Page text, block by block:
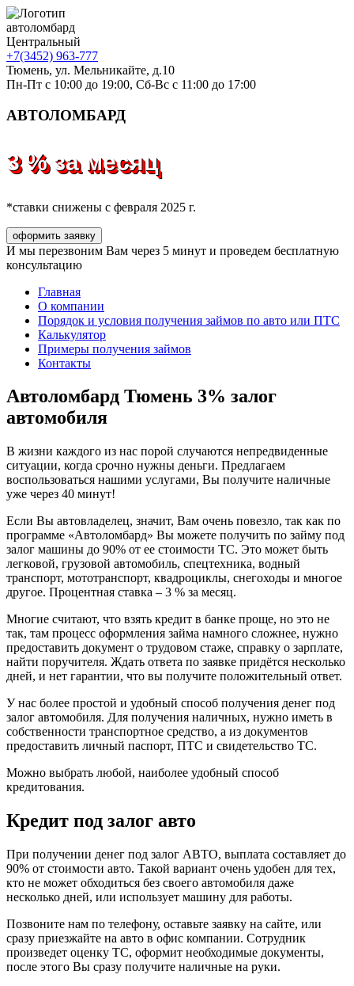
автоломбард
Центральный
+7(3452) 963-777
Тюмень, ул. Мельникайте, д.10
Пн-Пт с 10:00 до 19:00, Сб-Вс с 11:00 до 17:00
АВТОЛОМБАРД
3 % за месяц
*ставки снижены с февраля 2025 г.
оформить заявку
И мы перезвоним Вам через 5 минут и проведем бесплатную
консультацию
Главная
О компании
Порядок и условия получения займов по авто или ПТС
Калькулятор
Примеры получения займов
Контакты
Автоломбард Тюмень 3% залог
автомобиля
В жизни каждого из нас порой случаются непредвиденные
ситуации, когда срочно нужны деньги. Предлагаем
воспользоваться нашими услугами, Вы получите наличные
уже через 40 минут!
Если Вы автовладелец, значит, Вам очень повезло, так как по
программе «Автоломбард» Вы можете получить по займу под
залог машины до 90% от ее стоимости ТС. Это может быть
легковой, грузовой автомобиль, спецтехника, водный
транспорт, мототранспорт, квадроциклы, снегоходы и многое
другое. Процентная ставка – 3 % за месяц.
Многие считают, что взять кредит в банке проще, но это не
так, там процесс оформления займа намного сложнее, нужно
предоставить документ о трудовом стаже, справку о зарплате,
найти поручителя. Ждать ответа по заявке придётся несколько
дней, и нет гарантии, что вы получите положительный ответ.
У нас более простой и удобный способ получения денег под
залог автомобиля. Для получения наличных, нужно иметь в
собственности транспортное средство, а из документов
предоставить личный паспорт, ПТС и свидетельство ТС.
Можно выбрать любой, наиболее удобный способ
кредитования.
Кредит под залог авто
При получении денег под залог АВТО, выплата составляет до
90% от стоимости авто. Такой вариант очень удобен для тех,
кто не может обходиться без своего автомобиля даже
несколько дней, или использует машину для работы.
Позвоните нам по телефону, оставьте заявку на сайте, или
сразу приезжайте на авто в офис компании. Сотрудник
произведет оценку ТС, оформит необходимые документы,
после этого Вы сразу получите наличные на руки.